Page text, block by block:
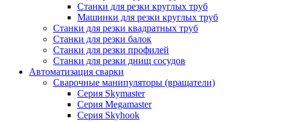
Станки для резки круглых труб
Машинки для резки круглых труб
Станки для резки квадратных труб
Станки для резки балок
Станки для резки профилей
Станки для резки днищ сосудов
Автоматизация сварки
Сварочные манипуляторы (вращатели)
Серия Skymaster
Серия Megamaster
Серия Skyhook